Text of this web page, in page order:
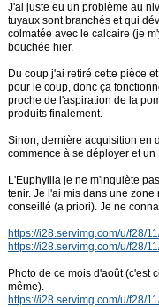
J'ai juste eu un problème au
tuyaux sont branchés et qui
colmatée avec le calcaire (je
bouchée hier.
Du coup j'ai retiré cette pièce
pour le coup, donc ça
proche de l'aspiration de la
produits finalement.
Sinon, dernière acquisition en
commence à se déployer et
L'Euphyllia je ne m'inquiète
tenir. Je l'ai mis dans une
conseillé (a priori). Je ne
https://i28.servimg.com/u/f28/
https://i28.servimg.com/u/f28/
Photo de ce mois d'août (c'est
même).
https://i28.servimg.com/u/f28/